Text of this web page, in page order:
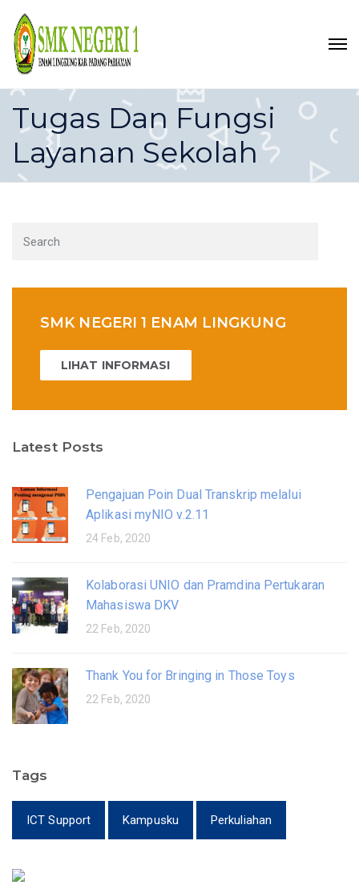
Tugas Dan Fungsi
Layanan Sekolah
SMK NEGERI 1 ENAM LINGKUNG
LIHAT INFORMASI
Latest Posts
Pengajuan Poin Dual Transkrip melalui
Aplikasi myNIO v.2.11
24 Feb, 2020
Kolaborasi UNIO dan Pramdina Pertukaran
Mahasiswa DKV
22 Feb, 2020
Thank You for Bringing in Those Toys
22 Feb, 2020
Tags
ICT Support Kampusku Perkuliahan